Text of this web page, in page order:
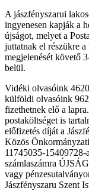
A jászfényszarui
ingyenesen kapják a
újságot, melyet a
juttatnak el részükre a
megjelenését követő
belül.
Vidéki olvasóink
külföldi olvasóink
fizethetnek elő a
postaköltséget is
előfizetés díját a
Közös
11745035-15409728-
számlaszámra
vagy
Jászfényszaru Szent